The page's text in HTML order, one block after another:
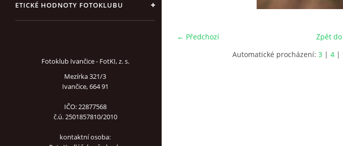
ETICKÉ HODNOTY FOTOKLUBU
Fotoklub Ivančice - FotKI, z. s.
Mezírka 321/3
Ivančice, 664 91
IČO: 22877568
č.ú. 2501857810/2010
kontaktní osoba:
← Předchozí
Zpět
Automatické procházení: 3 | 4 |